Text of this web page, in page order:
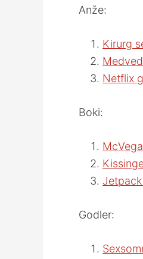
Anže:
Kirurg
Netflix
Boki:
Godler: